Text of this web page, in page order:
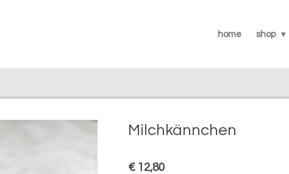
home shop
Milchkännchen
€ 12,80